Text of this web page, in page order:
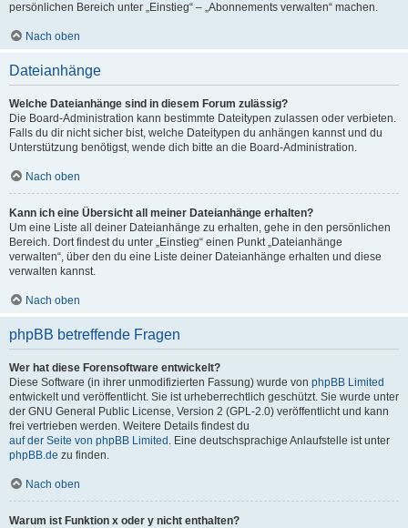
persönlichen Bereich unter „Einstieg“ – „Abonnements verwalten“ machen.
Nach oben
Dateianhänge
Welche Dateianhänge sind in diesem Forum zulässig?
Die Board-Administration kann bestimmte Dateitypen zulassen oder verbieten.
Falls du dir nicht sicher bist, welche Dateitypen du anhängen kannst und du
Unterstützung benötigst, wende dich bitte an die Board-Administration.
Nach oben
Kann ich eine Übersicht all meiner Dateianhänge erhalten?
Um eine Liste all deiner Dateianhänge zu erhalten, gehe in den persönlichen
Bereich. Dort findest du unter „Einstieg“ einen Punkt „Dateianhänge
verwalten“, über den du eine Liste deiner Dateianhänge erhalten und diese
verwalten kannst.
Nach oben
phpBB betreffende Fragen
Wer hat diese Forensoftware entwickelt?
Diese Software (in ihrer unmodifizierten Fassung) wurde von phpBB Limited
entwickelt und veröffentlicht. Sie ist urheberrechtlich geschützt. Sie wurde unter
der GNU General Public License, Version 2 (GPL-2.0) veröffentlicht und kann
frei vertrieben werden. Weitere Details findest du
auf der Seite von phpBB Limited . Eine deutschsprachige Anlaufstelle ist unter
phpBB.de zu finden.
Nach oben
Warum ist Funktion x oder y nicht enthalten?